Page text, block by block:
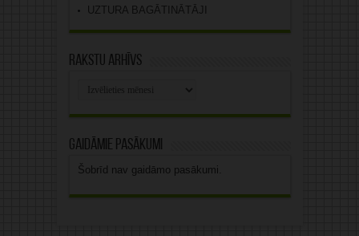
UZTURA BAGĀTINĀTĀJI
Rakstu arhīvs
Gaidāmie pasākumi
Šobrīd nav gaidāmo pasākumi.